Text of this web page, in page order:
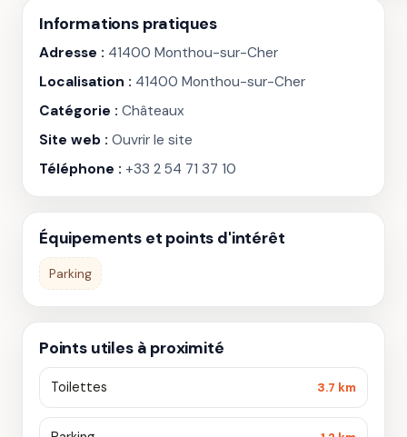
Informations pratiques
Adresse : 41400 Monthou-sur-Cher
Localisation : 41400 Monthou-sur-Cher
Catégorie : Châteaux
Site web : Ouvrir le site
Téléphone : +33 2 54 71 37 10
Équipements et points d'intérêt
Parking
Points utiles à proximité
Toilettes 3.7 km